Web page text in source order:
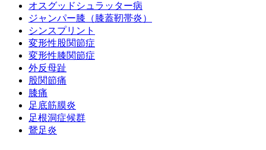
オスグッドシュラッター病
ジャンパー膝（膝蓋靭帯炎）
シンスプリント
変形性股関節症
変形性膝関節症
外反母趾
股関節痛
膝痛
足底筋膜炎
足根洞症候群
鵞足炎